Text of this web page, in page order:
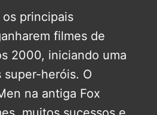
principais
filmes de
2000, iniciando uma
super-heróis. O
na antiga Fox